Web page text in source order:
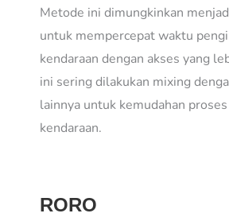
Metode ini dimungkinkan
untuk mempercepat waktu
kendaraan dengan akses yang
ini sering dilakukan mixing
lainnya untuk kemudahan
kendaraan.
RORO